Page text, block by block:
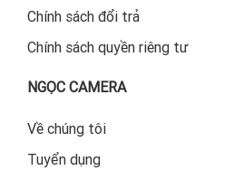
Chính sách đổi trả
Chính sách quyền riêng tư
NGỌC CAMERA
Về chúng tôi
Tuyển dụng